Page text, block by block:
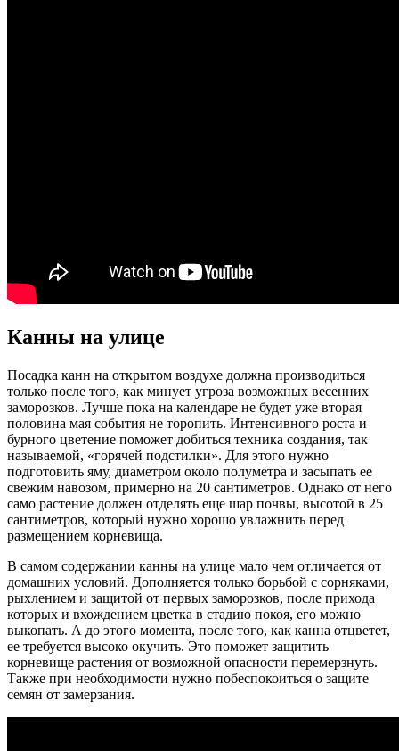
Канны на улице
Посадка канн на открытом воздухе должна производиться
только после того, как минует угроза возможных весенних
заморозков. Лучше пока на календаре не будет уже вторая
половина мая события не торопить. Интенсивного роста и
бурного цветение поможет добиться техника создания, так
называемой, «горячей подстилки». Для этого нужно
подготовить яму, диаметром около полуметра и засыпать ее
свежим навозом, примерно на 20 сантиметров. Однако от него
само растение должен отделять еще шар почвы, высотой в 25
сантиметров, который нужно хорошо увлажнить перед
размещением корневища.
В самом содержании канны на улице мало чем отличается от
домашних условий. Дополняется только борьбой с сорняками,
рыхлением и защитой от первых заморозков, после прихода
которых и вхождением цветка в стадию покоя, его можно
выкопать. А до этого момента, после того, как канна отцветет,
ее требуется высоко окучить. Это поможет защитить
корневище растения от возможной опасности перемерзнуть.
Также при необходимости нужно побеспокоиться о защите
семян от замерзания.